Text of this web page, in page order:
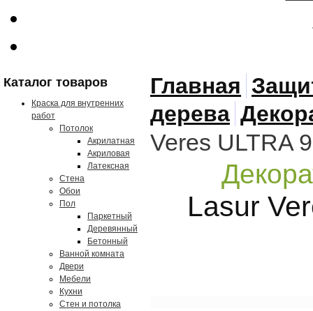
Каталог товаров
Краска для внутренних
работ
Потолок
Акрилатная
Акриловая
Латексная
Стена
Обои
Пол
Паркетный
Деревянный
Бетонный
Ванной комната
Двери
Мебели
Кухни
Стен и потолка
Главная
дерева
Veres ULTRA
Lasur